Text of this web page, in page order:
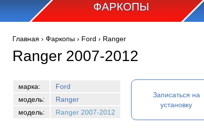
ФАРКОПЫ
Вы здесь
Главная › Фаркопы › Ford › Ranger
Ranger 2007-2012
марка:
Ford
модель:
Ranger
модель:
Ranger 2007-2012
Записаться на
установку